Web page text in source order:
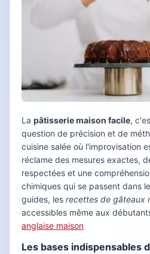
La pâtisserie maison facile,
question de précision et de
cuisine salée où l'improvisation
réclame des mesures exactes,
respectées et une
chimiques qui se passent dans
guides, les recettes de gâteaux
accessibles même aux
anglaise maison
Les bases indispensables